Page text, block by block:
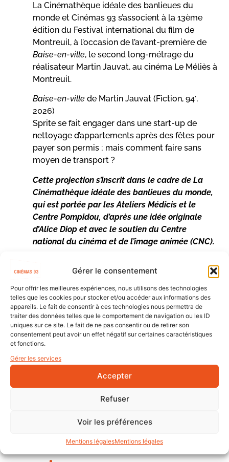
Gérer le consentement
Pour offrir les meilleures expériences, nous utilisons des technologies
telles que les cookies pour stocker et/ou accéder aux informations des
appareils. Le fait de consentir à ces technologies nous permettra de
traiter des données telles que le comportement de navigation ou les ID
uniques sur ce site. Le fait de ne pas consentir ou de retirer son
consentement peut avoir un effet négatif sur certaines caractéristiques
et fonctions.
Gérer les services
Accepter
Refuser
Voir les préférences
Mentions légalesMentions légales
La Cinémathèque idéale des banlieues du
monde et Cinémas 93 s’associent à la 13ème
édition du Festival international du film de
Montreuil, à l’occasion de l’avant-première de
Baise-en-ville, le second long-métrage du
réalisateur Martin Jauvat, au cinéma Le Méliès à
Montreuil.
Baise-en-ville de Martin Jauvat (Fiction, 94′,
2026)
Sprite se fait engager dans une start-up de
nettoyage d’appartements après des fêtes pour
payer son permis ; mais comment faire sans
moyen de transport ?
Cette projection s’inscrit dans le cadre de La
Cinémathèque idéale des banlieues du monde,
qui est portée par les Ateliers Médicis et le
Centre Pompidou, d’après une idée originale
d’Alice Diop et avec le soutien du Centre
national du cinéma et de l’image animée (CNC).
CONTACT
LenaNilly Urbaneja
Chargée de mission diffusion, formation
salles de cinéma et communication
07 69 50 19 89
lenanilly@cinemas93.org